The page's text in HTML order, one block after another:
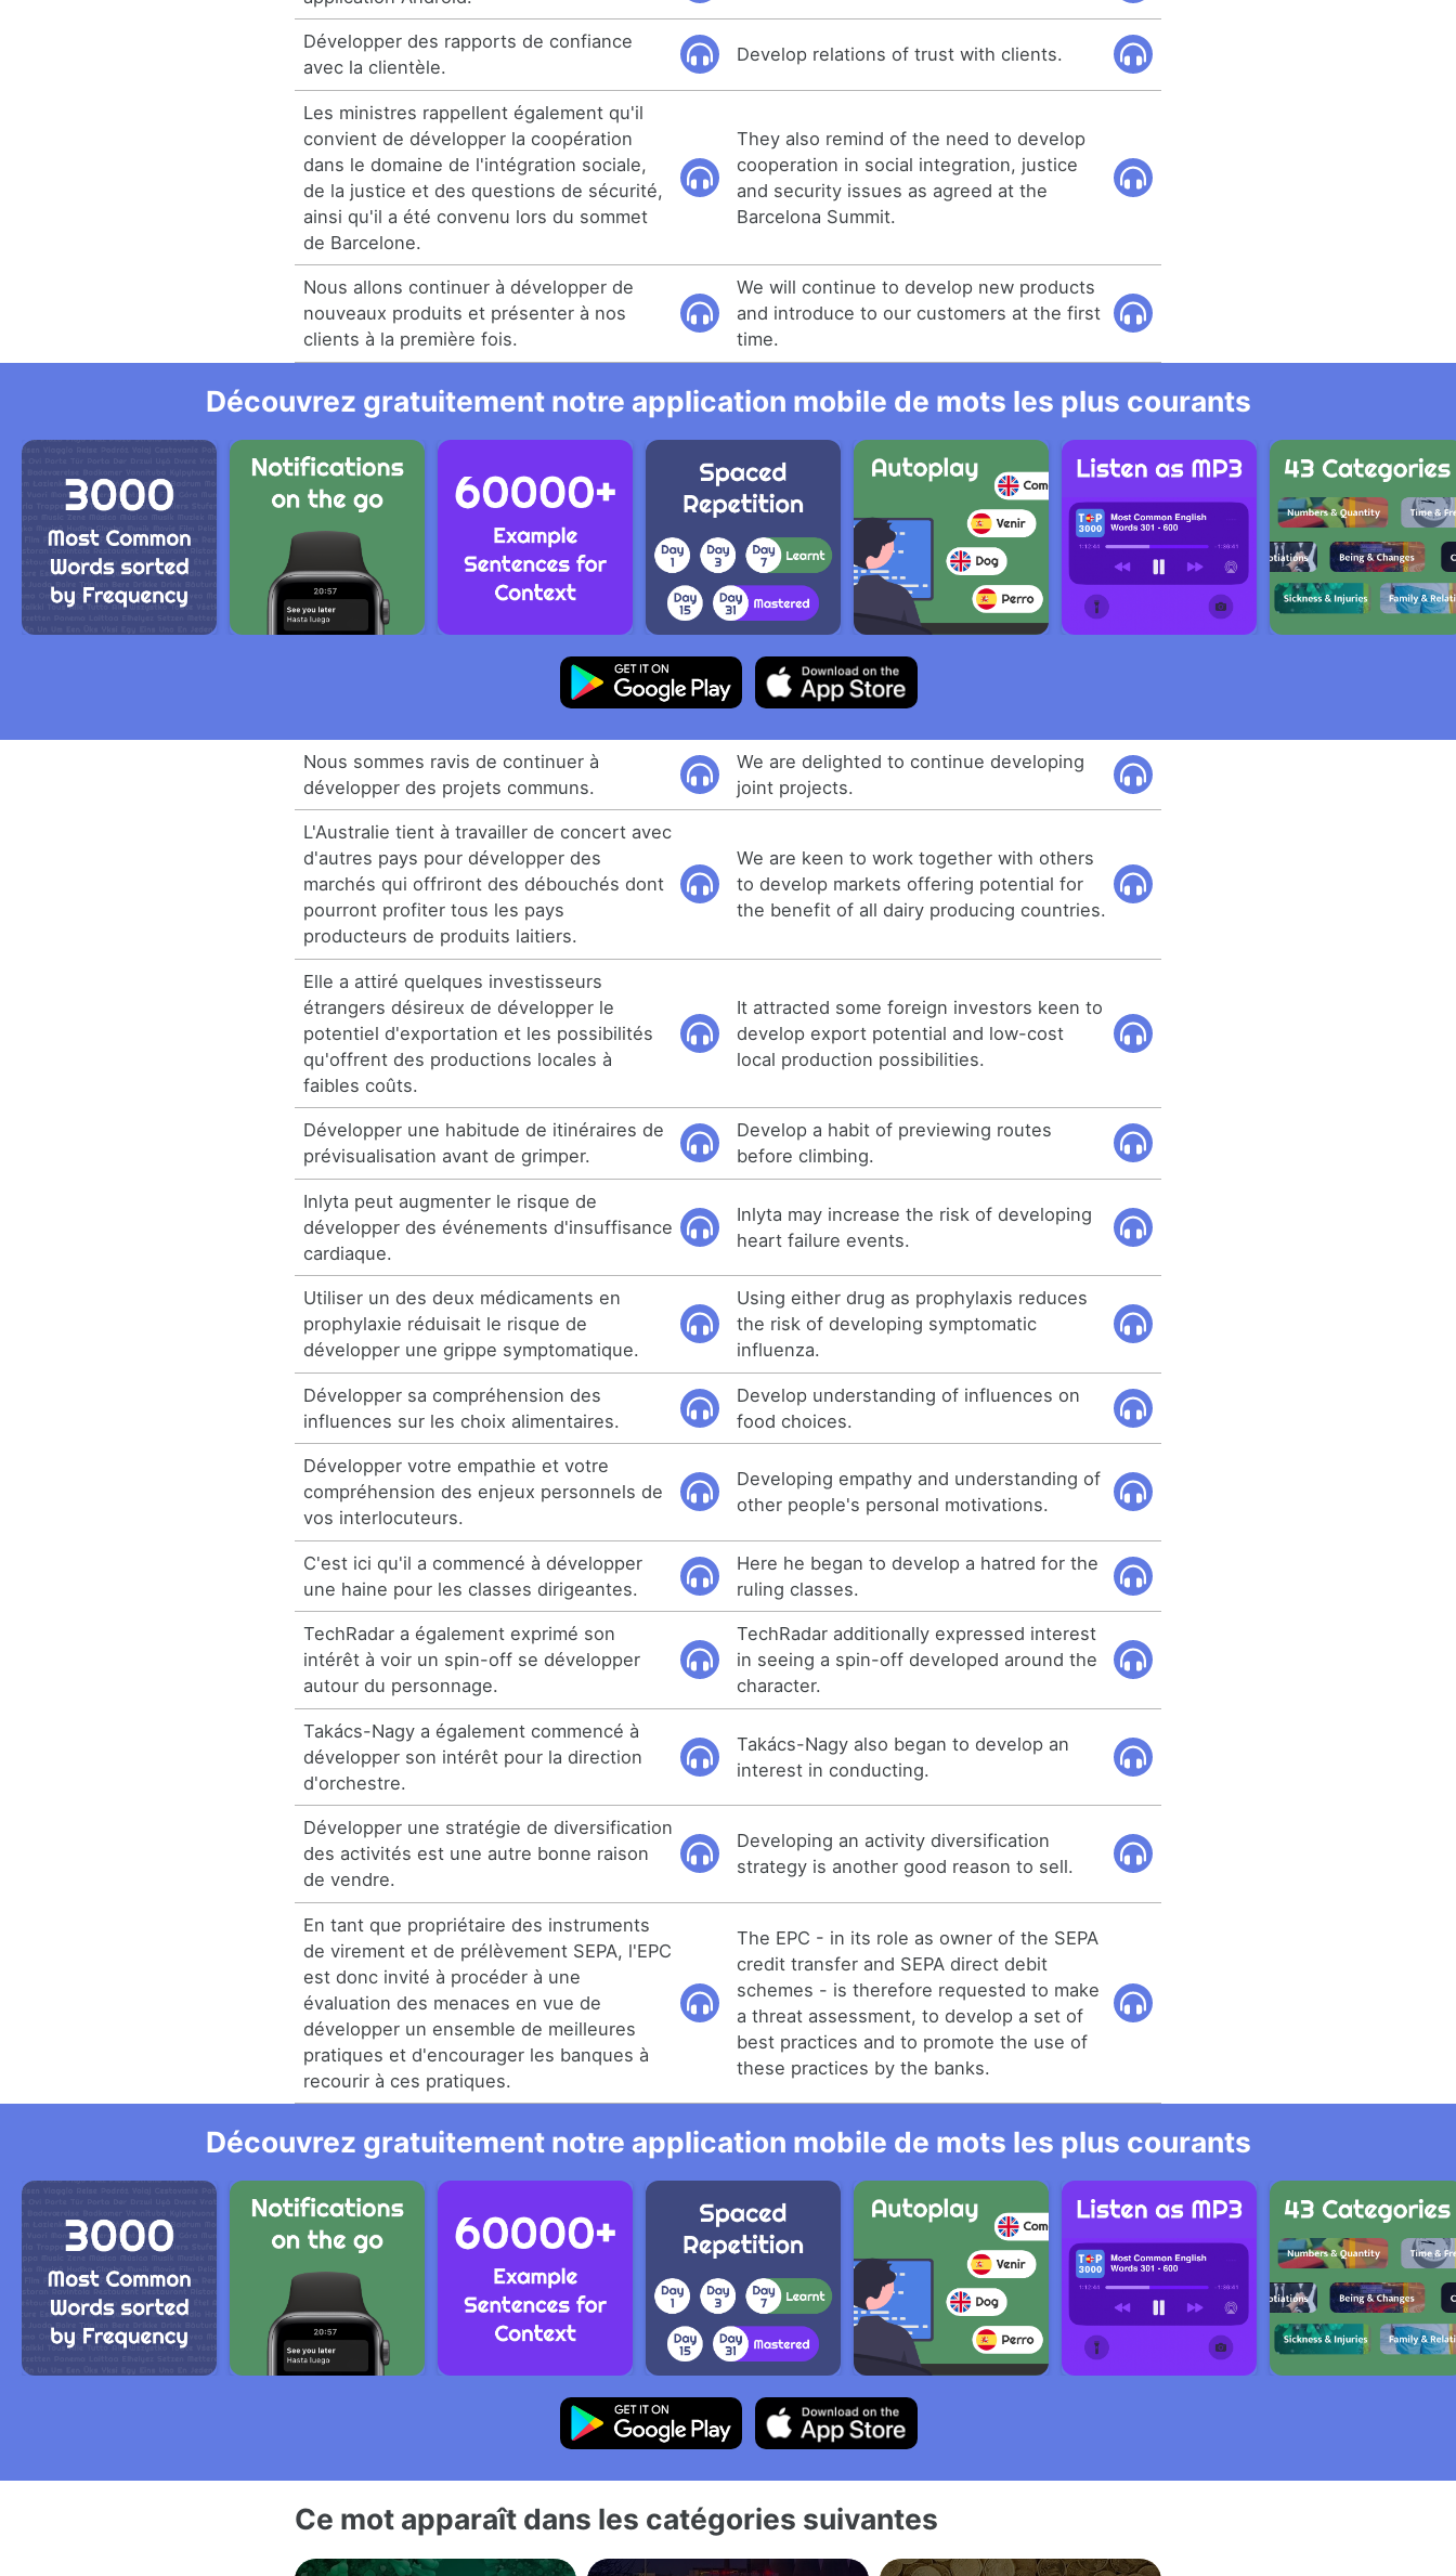
Développer des rapports de confiance
avec la clientèle.
Develop relations of trust with clients.
Les ministres rappellent également qu'il
convient de développer la coopération
dans le domaine de l'intégration sociale,
de la justice et des questions de sécurité,
ainsi qu'il a été convenu lors du sommet
de Barcelone.
They also remind of the need to develop
cooperation in social integration, justice
and security issues as agreed at the
Barcelona Summit.
Nous allons continuer à développer de
nouveaux produits et présenter à nos
clients à la première fois.
We will continue to develop new products
and introduce to our customers at the first
time.
Découvrez gratuitement notre application mobile de mots les plus courants
Nous sommes ravis de continuer à
développer des projets communs.
We are delighted to continue developing
joint projects.
L'Australie tient à travailler de concert avec
d'autres pays pour développer des
marchés qui offriront des débouchés dont
pourront profiter tous les pays
producteurs de produits laitiers.
We are keen to work together with others
to develop markets offering potential for
the benefit of all dairy producing countries.
Elle a attiré quelques investisseurs
étrangers désireux de développer le
potentiel d'exportation et les possibilités
qu'offrent des productions locales à
faibles coûts.
It attracted some foreign investors keen to
develop export potential and low-cost
local production possibilities.
Développer une habitude de itinéraires de
prévisualisation avant de grimper.
Develop a habit of previewing routes
before climbing.
Inlyta peut augmenter le risque de
développer des événements d'insuffisance
cardiaque.
Inlyta may increase the risk of developing
heart failure events.
Utiliser un des deux médicaments en
prophylaxie réduisait le risque de
développer une grippe symptomatique.
Using either drug as prophylaxis reduces
the risk of developing symptomatic
influenza.
Développer sa compréhension des
influences sur les choix alimentaires.
Develop understanding of influences on
food choices.
Développer votre empathie et votre
compréhension des enjeux personnels de
vos interlocuteurs.
Developing empathy and understanding of
other people's personal motivations.
C'est ici qu'il a commencé à développer
une haine pour les classes dirigeantes.
Here he began to develop a hatred for the
ruling classes.
TechRadar a également exprimé son
intérêt à voir un spin-off se développer
autour du personnage.
TechRadar additionally expressed interest
in seeing a spin-off developed around the
character.
Takács-Nagy a également commencé à
développer son intérêt pour la direction
d'orchestre.
Takács-Nagy also began to develop an
interest in conducting.
Développer une stratégie de diversification
des activités est une autre bonne raison
de vendre.
Developing an activity diversification
strategy is another good reason to sell.
En tant que propriétaire des instruments
de virement et de prélèvement SEPA, l'EPC
est donc invité à procéder à une
évaluation des menaces en vue de
développer un ensemble de meilleures
pratiques et d'encourager les banques à
recourir à ces pratiques.
The EPC - in its role as owner of the SEPA
credit transfer and SEPA direct debit
schemes - is therefore requested to make
a threat assessment, to develop a set of
best practices and to promote the use of
these practices by the banks.
Découvrez gratuitement notre application mobile de mots les plus courants
Ce mot apparaît dans les catégories suivantes